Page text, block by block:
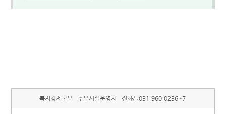
복지경제본부 추모시설운영처 전화/ :031-960-0236~7